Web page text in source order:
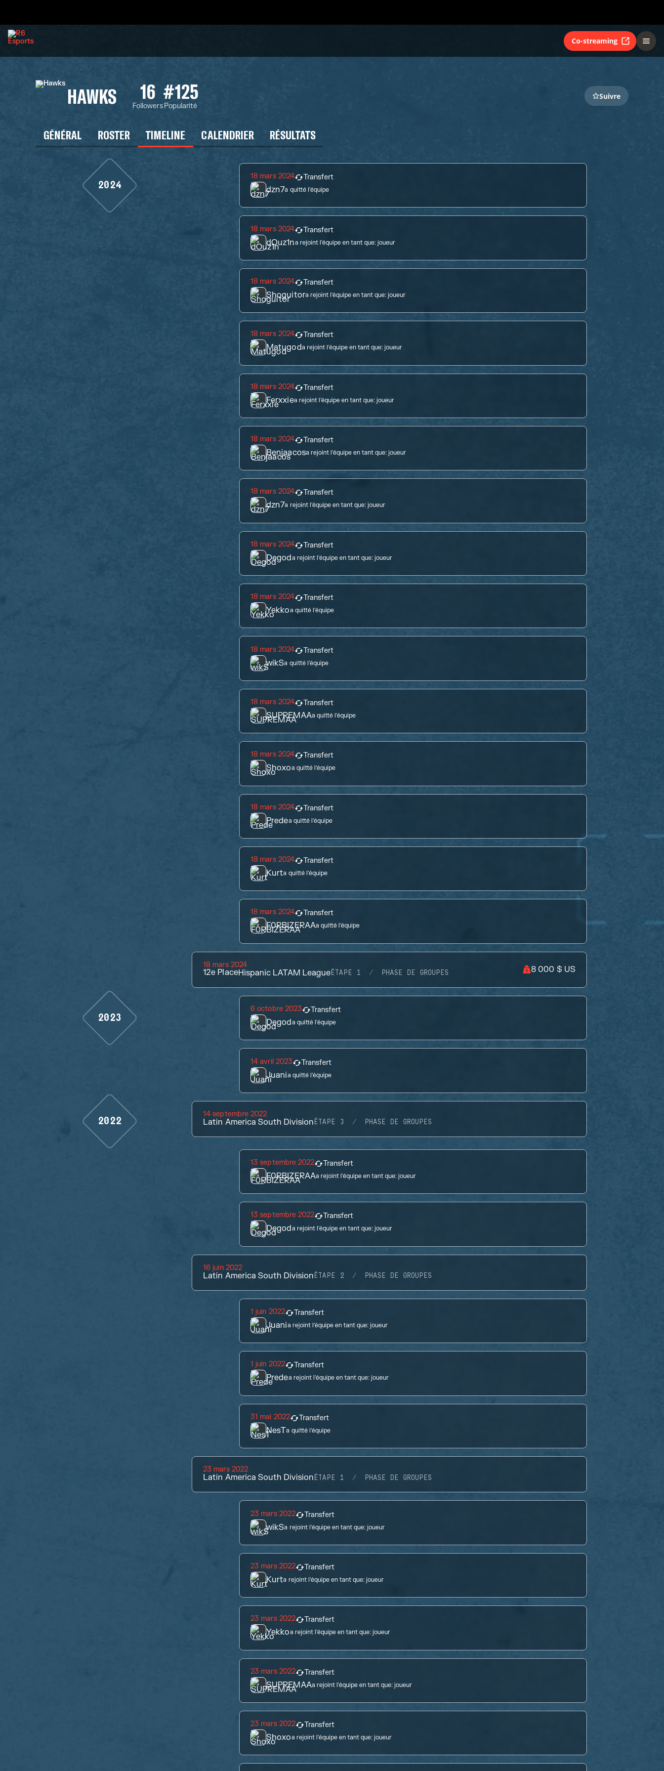
Co-streaming
HAWKS 16
Followers
#125
Popularité
Suivre
GÉNÉRAL ROSTER TIMELINE CALENDRIER RÉSULTATS
2024
18 mars 2024 Transfert
dzn7a quitté l'équipe
18 mars 2024 Transfert
dOuz1na rejoint l'équipe en tant que:joueur
18 mars 2024 Transfert
Shoguitora rejoint l'équipe en tant que: joueur
18 mars 2024 Transfert
Matugoda rejoint l'équipe en tant que:joueur
18 mars 2024 Transfert
Ferxxiea rejoint l'équipe en tant que:joueur
18 mars 2024 Transfert
Benjaacosa rejoint l'équipe en tant que: joueur
18 mars 2024 Transfert
dzn7a rejoint l'équipe en tant que:joueur
18 mars 2024 Transfert
Degoda rejoint l'équipe en tant que:joueur
18 mars 2024 Transfert
Yekkoa quitté l'équipe
18 mars 2024 Transfert
wikSa quitté l'équipe
18 mars 2024 Transfert
SUPREMAAa quitté l'équipe
18 mars 2024 Transfert
Shoxoa quitté l'équipe
18 mars 2024 Transfert
Predea quitté l'équipe
18 mars 2024 Transfert
Kurta quitté l'équipe
18 mars 2024 Transfert
F0RBIZERAAa quitté l'équipe
18 mars 2024
12e PlaceHispanic LATAM LeagueÉTAPE 1 PHASE DE GROUPES 8 000 $ US
2023
6 octobre 2023 Transfert
Degoda quitté l'équipe
14 avril 2023 Transfert
Juania quitté l'équipe
2022
14 septembre 2022
Latin America South DivisionÉTAPE 3 PHASE DE GROUPES
13 septembre 2022 Transfert
F0RBIZERAAa rejoint l'équipe en tant que: joueur
13 septembre 2022 Transfert
Degoda rejoint l'équipe en tant que:joueur
16 juin 2022
Latin America South Division ÉTAPE 2 PHASE DE GROUPES
1 juin 2022 Transfert
Juania rejoint l'équipe en tant que:joueur
1 juin 2022 Transfert
Predea rejoint l'équipe en tant que:joueur
31 mai 2022 Transfert
NesTa quitté l'équipe
23 mars 2022
Latin America South Division ÉTAPE 1 PHASE DE GROUPES
23 mars 2022 Transfert
wikSa rejoint l'équipe en tant que:joueur
23 mars 2022 Transfert
Kurta rejoint l'équipe en tant que:joueur
23 mars 2022 Transfert
Yekkoa rejoint l'équipe en tant que:joueur
23 mars 2022 Transfert
SUPREMAAa rejoint l'équipe en tant que: joueur
23 mars 2022 Transfert
Shoxoa rejoint l'équipe en tant que:joueur